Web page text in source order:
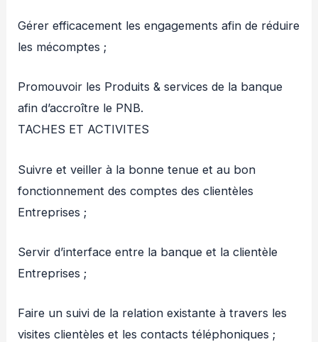
Gérer efficacement les engagements afin de réduire
les mécomptes ;
Promouvoir les Produits & services de la banque
afin d’accroître le PNB.
TACHES ET ACTIVITES
Suivre et veiller à la bonne tenue et au bon
fonctionnement des comptes des clientèles
Entreprises ;
Servir d’interface entre la banque et la clientèle
Entreprises ;
Faire un suivi de la relation existante à travers les
visites clientèles et les contacts téléphoniques ;